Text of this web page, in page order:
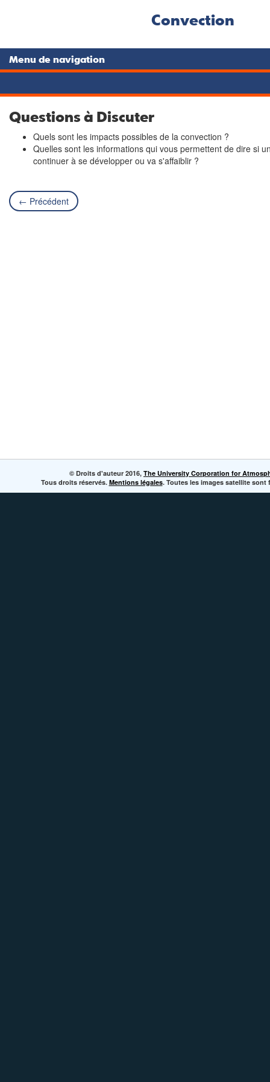
Convection
Menu de navigation
Questions à Discuter
Quels sont les impacts possibles de la convection ?
Quelles sont les informations qui vous permettent de dire si
continuer à se développer ou va s'affaiblir ?
← Précédent
© Droits d'auteur 2016, The University Corporation for
Tous droits réservés. Mentions légales. Toutes les images satellite sont